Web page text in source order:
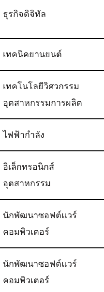
ธุรกิจดิจิทัล
เทคนิคยานยนต์
เทคโนโลยีวิศวกรรม
อุตสาหกรรมการผลิต
ไฟฟ้ากำลัง
อิเล็กทรอนิกส์
อุตสาหกรรม
นักพัฒนาซอฟต์แวร์
คอมพิวเตอร์
นักพัฒนาซอฟต์แวร์
คอมพิวเตอร์